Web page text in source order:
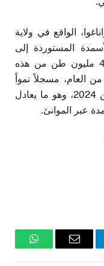
الواقع في ولاية
المستوردة إلى
البلاد.. فقد استقبل الميناء وحده 4.03 مليون طن من هذه
العام، مسجلاً نمواً
بنسبة 12.5% مقارنةً بالفترة نفسها من 2024، وهو ما يعادل
البريد
واتساب